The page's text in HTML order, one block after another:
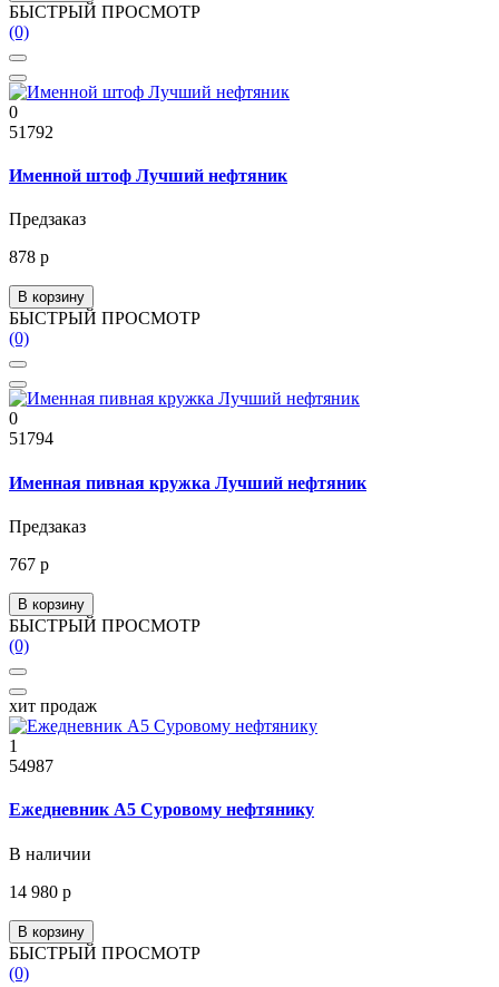
БЫСТРЫЙ ПРОСМОТР
(0)
0
51792
Именной штоф Лучший нефтяник
Предзаказ
878 р
В корзину
БЫСТРЫЙ ПРОСМОТР
(0)
0
51794
Именная пивная кружка Лучший нефтяник
Предзаказ
767 р
В корзину
БЫСТРЫЙ ПРОСМОТР
(0)
хит продаж
1
54987
Ежедневник А5 Суровому нефтянику
В наличии
14 980 р
В корзину
БЫСТРЫЙ ПРОСМОТР
(0)